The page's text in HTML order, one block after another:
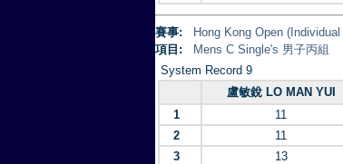
賽事:
Hong Kong Open
項目:
Mens C Single's 男子丙組
System Record 9
盧敏銳 LO MAN YUI
1
11
2
11
3
13